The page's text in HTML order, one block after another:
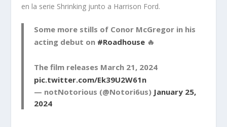
en la serie Shrinking junto a Harrison Ford.
Some more stills of Conor McGregor in his
acting debut on #Roadhouse 🔥
The film releases March 21, 2024
pic.twitter.com/Ek39U2W61n
— notNotorious (@Notori6us) January 25,
2024